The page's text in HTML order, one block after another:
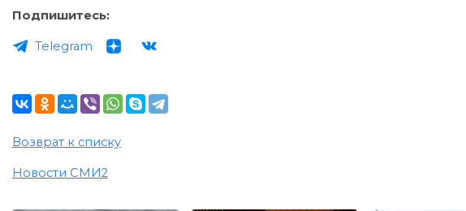
Подпишитесь:
Telegram
Возврат к списку
Новости СМИ2